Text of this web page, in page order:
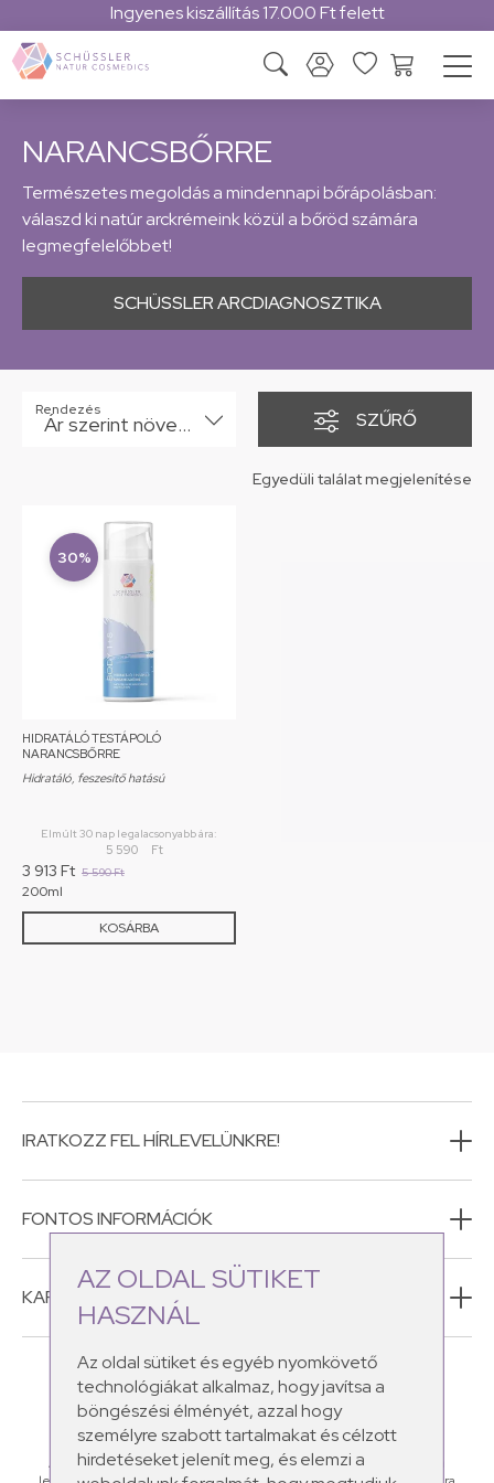
AZ OLDAL SÜTIKET
HASZNÁL
Az oldal sütiket és egyéb nyomkövető
technológiákat alkalmaz, hogy javítsa a
böngészési élményét, azzal hogy
személyre szabott tartalmakat és célzott
hirdetéseket jelenít meg, és elemzi a
Ingyenes kiszállítás 17.000 Ft felett
NARANCSBŐRRE
Természetes megoldás a mindennapi bőrápolásban:
válaszd ki natúr arckrémeink közül a bőröd számára
legmegfelelőbbet!
SCHÜSSLER ARCDIAGNOSZTIKA
Rendezés
Ár szerint növekvő SZŰRŐ
Egyedüli találat megjelenítése
30%
HIDRATÁLÓ TESTÁPOLÓ
NARANCSBŐRRE
Hidratáló, feszesítő hatású
KOSÁRBA
Elmúlt 30 nap legalacsonyabb ára:
5 590 Ft
5 590Ft
3 913 Ft
200ml
IRATKOZZ FEL HÍRLEVELÜNKRE!
FONTOS INFORMÁCIÓK
KAPCSOLAT
A Schüssler Natur CosMEDics natúr kozmetikumaiban megtalálod a